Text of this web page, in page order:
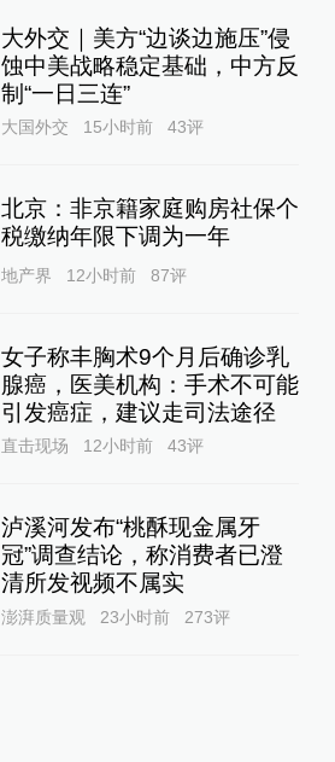
大外交｜美方“边谈边施压”侵
蚀中美战略稳定基础，中方反
制“一日三连”
大国外交 15小时前 43评
北京：非京籍家庭购房社保个
税缴纳年限下调为一年
地产界 12小时前 87评
女子称丰胸术9个月后确诊乳
腺癌，医美机构：手术不可能
引发癌症，建议走司法途径
直击现场 12小时前 43评
泸溪河发布“桃酥现金属牙
冠”调查结论，称消费者已澄
清所发视频不属实
澎湃质量观 23小时前 273评